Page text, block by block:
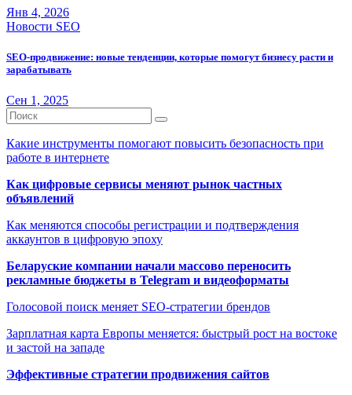
Янв 4, 2026
Новости SEO
SEO-продвижение: новые тенденции, которые помогут бизнесу расти и
зарабатывать
Сен 1, 2025
Какие инструменты помогают повысить безопасность при
работе в интернете
Как цифровые сервисы меняют рынок частных
объявлений
Как меняются способы регистрации и подтверждения
аккаунтов в цифровую эпоху
Беларуские компании начали массово переносить
рекламные бюджеты в Telegram и видеоформаты
Голосовой поиск меняет SEO-стратегии брендов
Зарплатная карта Европы меняется: быстрый рост на востоке
и застой на западе
Эффективные стратегии продвижения сайтов